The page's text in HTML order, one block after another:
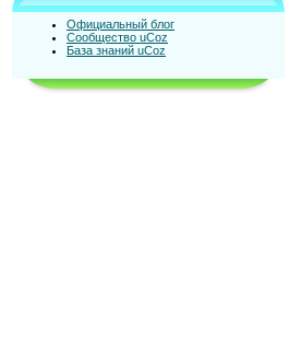
Официальный блог
Сообщество uCoz
База знаний uCoz